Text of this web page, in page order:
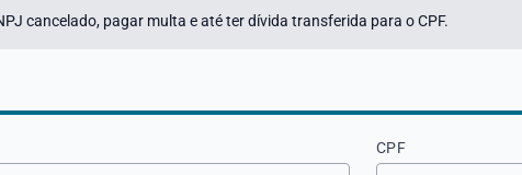
cancelado, pagar multa e até ter dívida transferida para o CPF.
CPF